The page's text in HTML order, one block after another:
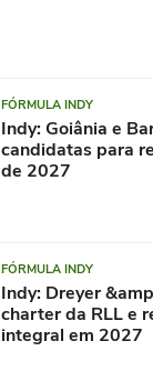
FÓRMULA INDY
Indy: Goiânia e
candidatas para
de 2027
FÓRMULA INDY
Indy: Dreyer
charter da RLL e
integral em 2027